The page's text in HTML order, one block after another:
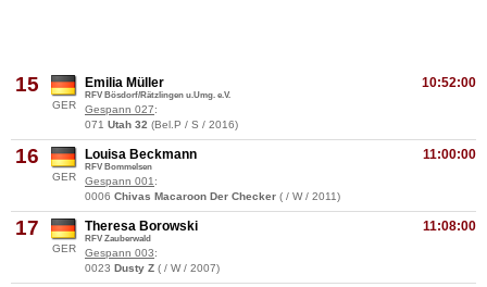
15
GER
10:52:00
Emilia Müller
RFV Bösdorf/Rätzlingen u.Umg. e.V.
Gespann 027:
071 Utah 32 (Bel.P / S / 2016)
16
GER
11:00:00
Louisa Beckmann
RFV Bommelsen
Gespann 001 :
0006 Chivas Macaroon Der Checker ( / W / 2011)
17
GER
11:08:00
Theresa Borowski
RFV Zauberwald
Gespann 003:
0023 Dusty Z ( / W / 2007)